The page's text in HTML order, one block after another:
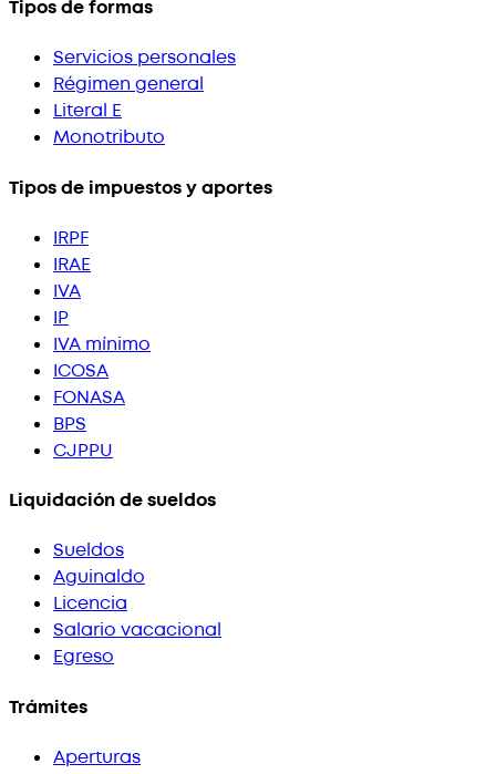
Tipos de formas
Servicios personales
Régimen general
Literal E
Monotributo
Tipos de impuestos y aportes
IRPF
IRAE
IVA
IP
IVA mínimo
ICOSA
FONASA
BPS
CJPPU
Liquidación de sueldos
Sueldos
Aguinaldo
Licencia
Salario vacacional
Egreso
Trámites
Aperturas